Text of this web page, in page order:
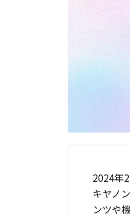
2024年
キヤノ
ンツや